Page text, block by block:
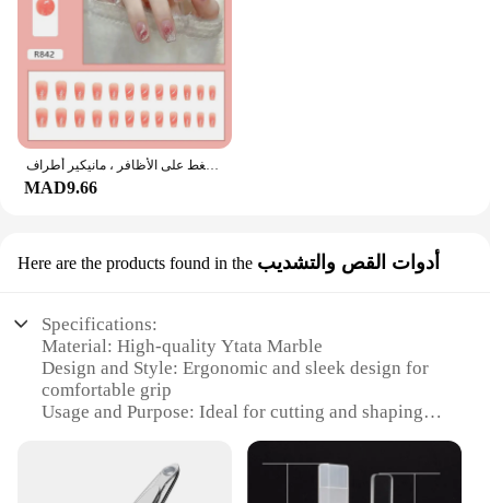
MAD9.66
Here are the products found in the أدوات القص والتشديب
Specifications:
Material: High-quality Ytata Marble
Design and Style: Ergonomic and sleek design for
comfortable grip
Usage and Purpose: Ideal for cutting and shaping
Performance and Property: Durable and precise
Parts and Accessories: Comes with a set of essential